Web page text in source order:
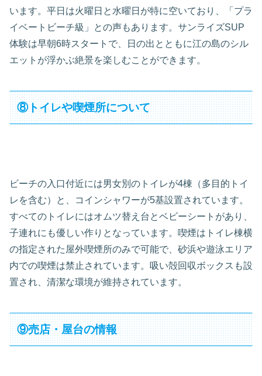
います。平日は火曜日と水曜日が特に空いており、「プラ
イベートビーチ級」との声もあります。サンライズSUP
体験は早朝6時スタートで、日の出とともに江の島のシル
エットが浮かぶ絶景を楽しむことができます。
⑧トイレや喫煙所について
ビーチの入口付近には男女別のトイレが4棟（多目的トイ
レを含む）と、コインシャワーが5基設置されています。
すべてのトイレにはオムツ替え台とベビーシートがあり、
子連れにも優しい作りとなっています。喫煙はトイレ棟横
の指定された屋外喫煙所のみで可能で、砂浜や遊泳エリア
内での喫煙は禁止されています。吸い殻回収ボックスも設
置され、清潔な環境が維持されています。
⑨売店・屋台の情報